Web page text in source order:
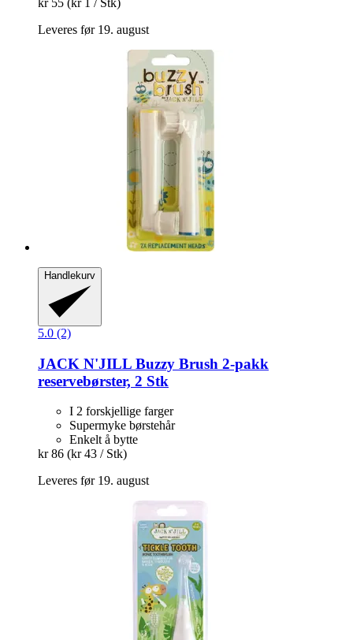
kr 55 (kr 1 / Stk)
Leveres før 19. august
Handlekurv
5.0 (2)
JACK N'JILL Buzzy Brush 2-​pakk
reservebørster, 2 Stk
I 2 forskjellige farger
Supermyke børstehår
Enkelt å bytte
kr 86 (kr 43 / Stk)
Leveres før 19. august